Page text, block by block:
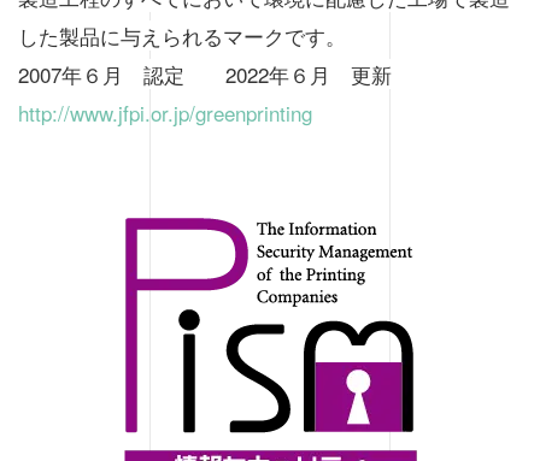
した製品に与えられるマークです。
2007年６月 認定 2022年６月 更新
http://www.jfpi.or.jp/greenprinting